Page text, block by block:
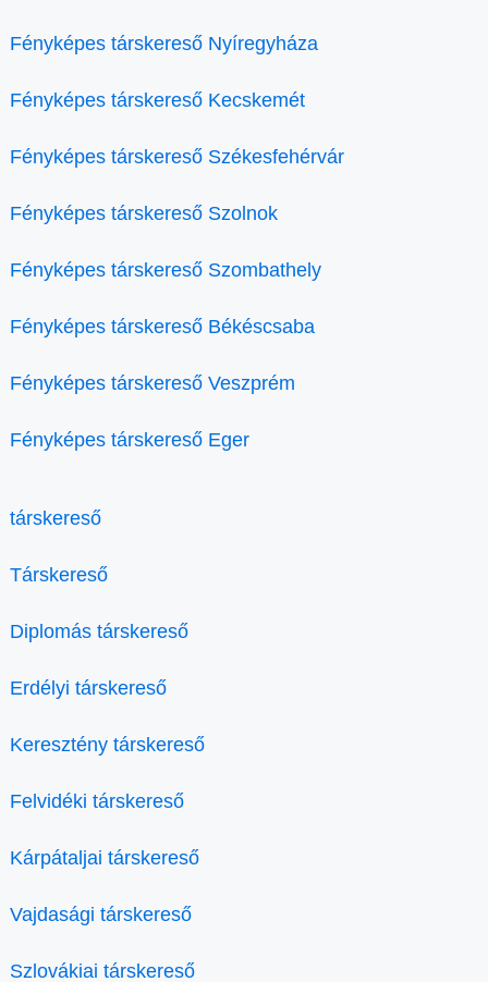
Fényképes társkereső Nyíregyháza
Fényképes társkereső Kecskemét
Fényképes társkereső Székesfehérvár
Fényképes társkereső Szolnok
Fényképes társkereső Szombathely
Fényképes társkereső Békéscsaba
Fényképes társkereső Veszprém
Fényképes társkereső Eger
társkereső
Társkereső
Diplomás társkereső
Erdélyi társkereső
Keresztény társkereső
Felvidéki társkereső
Kárpátaljai társkereső
Vajdasági társkereső
Szlovákiai társkereső